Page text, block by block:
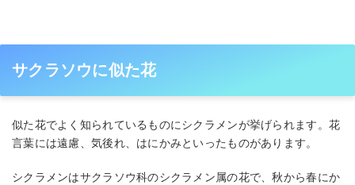
サクラソウに似た花
似た花でよく知られているものにシクラメンが挙げられます。花
言葉には遠慮、気後れ、はにかみといったものがあります。
シクラメンはサクラソウ科のシクラメン属の花で、秋から春にか